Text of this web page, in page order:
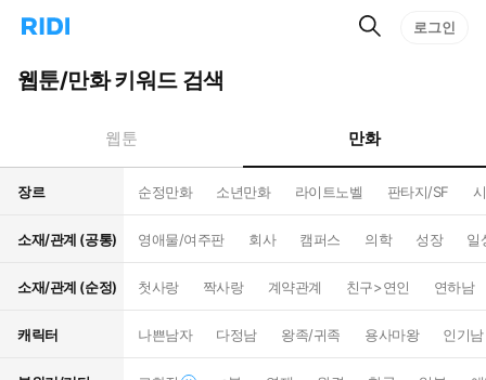
리
홈
으
턴
트
검
로그인
웹툰/만화 키워드 검색
웹툰 만화
장르 순정만화 소년만화 라이트노벨 판타지/SF
소재/관계 (공통) 영애물/여주판 회사 캠퍼스 의학 성장 일
소재/관계 (순정) 첫사랑 짝사랑 계약관계 친구>연인 연하남
캐릭터 나쁜남자 다정남 왕족/귀족 용사마왕 인기남